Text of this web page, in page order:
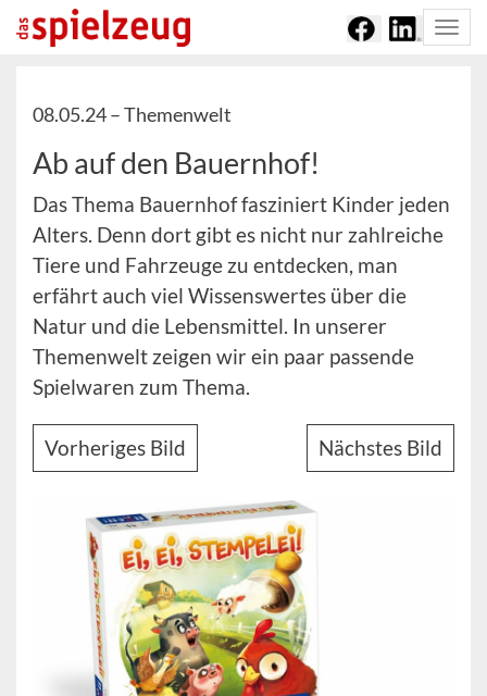
08.05.24 –Themenwelt
Ab auf den Bauernhof!
Das Thema Bauernhof fasziniert Kinder jeden
Alters. Denn dort gibt es nicht nur zahlreiche
Tiere und Fahrzeuge zu entdecken, man
erfährt auch viel Wissenswertes über die
Natur und die Lebensmittel. In unserer
Themenwelt zeigen wir ein paar passende
Spielwaren zum Thema.
Vorheriges Bild Nächstes Bild